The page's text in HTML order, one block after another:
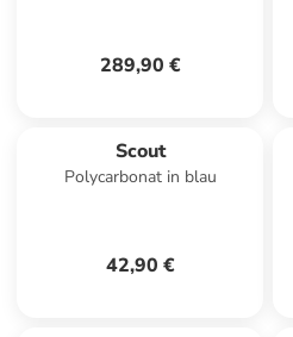
289,90 €
Scout
Polycarbonat in blau
42,90 €